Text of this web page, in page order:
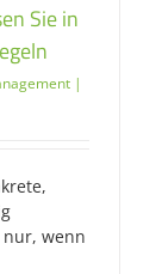
Sie in
|
wenn